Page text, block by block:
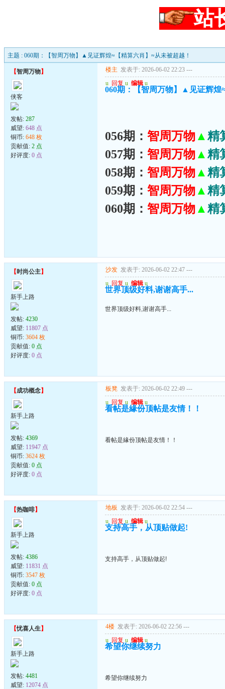
站
主题 : 060期：【智周万物】▲见证辉煌≈【精算六肖】≈从未被超越！
【智周万物】
侠客
发帖: 287
威望: 648 点
铜币: 648 枚
贡献值: 2 点
好评度: 0 点
楼主 发表于: 2026-06-02 22:23 ---
u 回复 u 编辑 u
060期：【智周万物】▲见证辉煌
056期： 智周万物▲精
057期： 智周万物▲精
058期： 智周万物▲精
059期： 智周万物▲精
060期： 智周万物▲精
【时尚公主】
新手上路
发帖: 4230
威望: 11807 点
铜币: 3604 枚
贡献值: 0 点
好评度: 0 点
沙发 发表于: 2026-06-02 22:47 ---
u 回复 u 编辑 u
世界顶级好料,谢谢高手...
世界顶级好料,谢谢高手...
【成功概念】
新手上路
发帖: 4369
威望: 11947 点
铜币: 3624 枚
贡献值: 0 点
好评度: 0 点
板凳 发表于: 2026-06-02 22:49 ---
u 回复 u 编辑 u
看帖是緣份顶帖是友情！！
看帖是緣份顶帖是友情！！
【热咖啡】
新手上路
发帖: 4386
威望: 11831 点
铜币: 3547 枚
贡献值: 0 点
好评度: 0 点
地板 发表于: 2026-06-02 22:54 ---
u 回复 u 编辑 u
支持高手，从顶贴做起!
支持高手，从顶贴做起!
【忧喜人生】
新手上路
发帖: 4481
威望: 12074 点
4楼 发表于: 2026-06-02 22:56 ---
u 回复 u 编辑 u
希望你继续努力
希望你继续努力